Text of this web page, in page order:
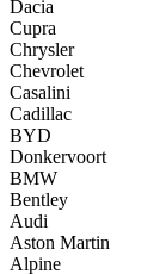
Dacia
Cupra
Chrysler
Chevrolet
Casalini
Cadillac
BYD
Donkervoort
BMW
Bentley
Audi
Aston Martin
Alpine